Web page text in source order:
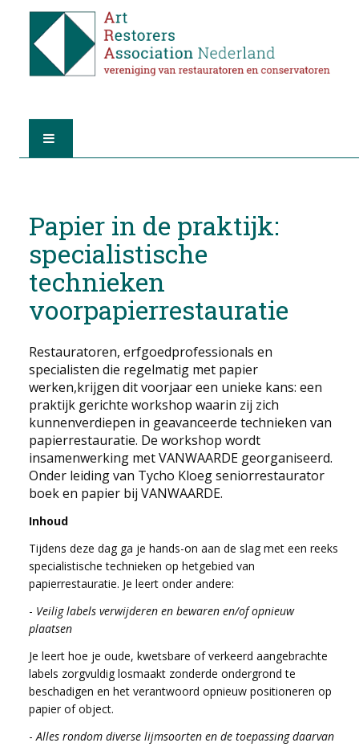
ABOUT A.R.A.
THE RESTORERS
MEMBERSHIP
NEWS
CONTACT
Select your language
Papier in de praktijk:
specialistische
technieken
voorpapierrestauratie
Restauratoren, erfgoedprofessionals en
specialisten die regelmatig met papier
werken,krijgen dit voorjaar een unieke kans: een
praktijk gerichte workshop waarin zij zich
kunnenverdiepen in geavanceerde technieken van
papierrestauratie. De workshop wordt
insamenwerking met VANWAARDE georganiseerd.
Onder leiding van Tycho Kloeg seniorrestaurator
boek en papier bij VANWAARDE.
Inhoud
Tijdens deze dag ga je hands-on aan de slag met een reeks
specialistische technieken op hetgebied van
papierrestauratie. Je leert onder andere:
- Veilig labels verwijderen en bewaren en/of opnieuw
plaatsen
Je leert hoe je oude, kwetsbare of verkeerd aangebrachte
labels zorgvuldig losmaakt zonderde ondergrond te
beschadigen en het verantwoord opnieuw positioneren op
papier of object.
-Alles rondom diverse lijmsoorten en de toepassing daarvan